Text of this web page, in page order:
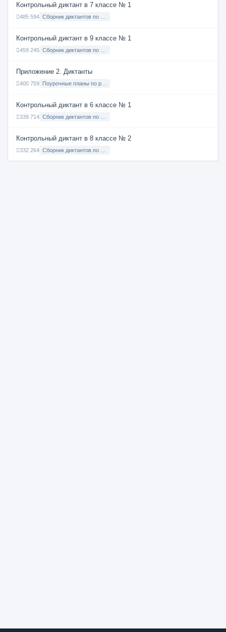
Контрольный диктант в 7 классе № 1
485 594
Контрольный диктант в 9 классе № 1
459 245
Приложение 2. Диктанты
400 759
Контрольный диктант в 6 классе № 1
339 714
Контрольный диктант в 8 классе № 2
332 264